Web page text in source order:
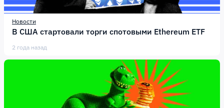
Новости
В США стартовали торги спотовыми Ethereum ETF
2 года назад